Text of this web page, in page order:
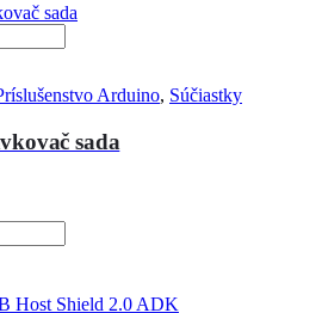
Arduino, Súčiastky
sada